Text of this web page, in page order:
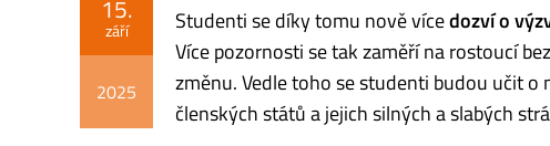
15.
září
2025
Studenti se díky tomu nově vícedozví o
Více pozornosti se tak zaměří na rostoucí
změnu. Vedle toho se studenti budou učit
členských států a jejich silných a slabých